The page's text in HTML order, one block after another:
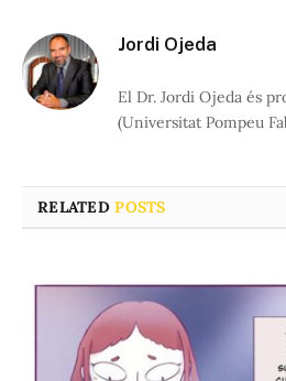
Jordi Ojeda
El Dr. Jordi Ojeda és
(Universitat Pompeu
RELATEDPOSTS